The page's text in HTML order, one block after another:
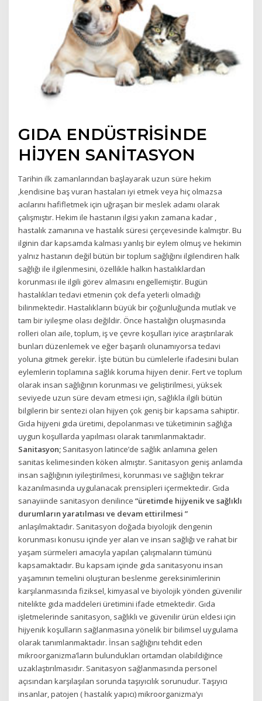
GIDA ENDÜSTRİSİNDE
HİJYEN SANİTASYON
Tarihin ilk zamanlarından başlayarak uzun süre hekim
,kendisine baş vuran hastaları iyi etmek veya hiç olmazsa
acılarını hafifletmek için uğraşan bir meslek adamı olarak
çalışmıştır. Hekim ile hastanın ilgisi yakın zamana kadar ,
hastalık zamanına ve hastalık süresi çerçevesinde kalmıştır. Bu
ilginin dar kapsamda kalması yanlış bir eylem olmuş ve hekimin
yalnız hastanın değil bütün bir toplum sağlığını ilgilendiren halk
sağlığı ile ilgilenmesini, özellikle halkın hastalıklardan
korunması ile ilgili görev almasını engellemiştir. Bugün
hastalıkları tedavi etmenin çok defa yeterli olmadığı
bilinmektedir. Hastalıkların büyük bir çoğunluğunda mutlak ve
tam bir iyileşme olası değildir. Önce hastalığın oluşmasında
rolleri olan aile, toplum, iş ve çevre koşulları iyice araştırılarak
bunları düzenlemek ve eğer başarılı olunamıyorsa tedavi
yoluna gitmek gerekir. İşte bütün bu cümlelerle ifadesini bulan
eylemlerin toplamına sağlık koruma hijyen denir. Fert ve toplum
olarak insan sağlığının korunması ve geliştirilmesi, yüksek
seviyede uzun süre devam etmesi için, sağlıkla ilgili bütün
bilgilerin bir sentezi olan hijyen çok geniş bir kapsama sahiptir.
Gıda hijyeni gıda üretimi, depolanması ve tüketiminin sağlığa
uygun koşullarda yapılması olarak tanımlanmaktadır.
Sanitasyon; Sanitasyon latince’de sağlık anlamına gelen
sanitas kelimesinden köken almıştır. Sanitasyon geniş anlamda
insan sağlığının iyileştirilmesi, korunması ve sağlığın tekrar
kazanılmasında uygulanacak prensipleri içermektedir. Gıda
sanayiinde sanitasyon denilince “üretimde hijyenik ve sağlıklı
durumların yaratılması ve devam ettirilmesi ”
anlaşılmaktadır. Sanitasyon doğada biyolojik dengenin
korunması konusu içinde yer alan ve insan sağlığı ve rahat bir
yaşam sürmeleri amacıyla yapılan çalışmaların tümünü
kapsamaktadır. Bu kapsam içinde gıda sanitasyonu insan
yaşamının temelini oluşturan beslenme gereksinimlerinin
karşılanmasında fiziksel, kimyasal ve biyolojik yönden güvenilir
nitelikte gıda maddeleri üretimini ifade etmektedir. Gıda
işletmelerinde sanitasyon, sağlıklı ve güvenilir ürün eldesi için
hijyenik koşulların sağlanmasına yönelik bir bilimsel uygulama
olarak tanımlanmaktadır. İnsan sağlığını tehdit eden
mikroorganizma’ların bulundukları ortamdan olabildiğince
uzaklaştırılmasıdır. Sanitasyon sağlanmasında personel
açısından karşılaşılan sorunda taşıyıcılık sorunudur. Taşıyıcı
insanlar, patojen ( hastalık yapıcı) mikroorganizma’yı